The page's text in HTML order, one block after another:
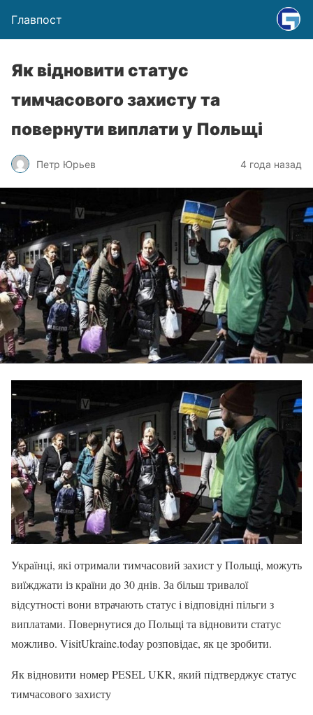
Главпост
Як відновити статус
тимчасового захисту та
повернути виплати у Польщі
Петр Юрьев 4 года назад
Українці, які отримали тимчасовий захист у Польщі, можуть
виїжджати із країни до 30 днів. За більш тривалої
відсутності вони втрачають статус і відповідні пільги з
виплатами. Повернутися до Польщі та відновити статус
можливо. VisitUkraine.today розповідає, як це зробити.
Як відновити номер PESEL UKR, який підтверджує статус
тимчасового захисту